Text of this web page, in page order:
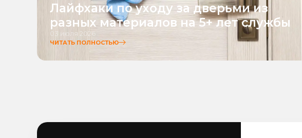
Лайфхаки по уходу за дверьми из
разных материалов на 5+ лет службы
03 июля 2026
ЧИТАТЬ ПОЛНОСТЬЮ